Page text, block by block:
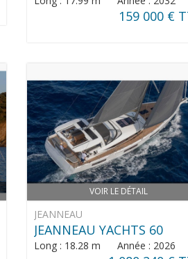
159 000 €
VOIR LE DÉTAIL
JEANNEAU
JEANNEAU YACHTS 60
Long : 18.28 m Année : 2026